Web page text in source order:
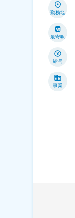
勤務地
最寄駅
給与
事業